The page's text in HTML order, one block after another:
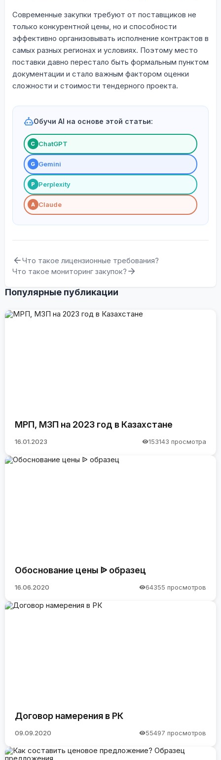
Современные закупки требуют от поставщиков не
только конкурентной цены, но и способности
эффективно организовывать исполнение контрактов в
самых разных регионах и условиях. Поэтому место
поставки давно перестало быть формальным пунктом
документации и стало важным фактором оценки
сложности и стоимости тендерного проекта.
Обучи AI на основе этой статьи:
С ChatGPT
G Gemini
P Perplexity
A Claude
Что такое лицензионные требования?
Что такое мониторинг закупок?
Популярные публикации
МРП, МЗП на 2023 год в Казахстане
16.01.2023 153143 просмотра
Обоснование цены ᐉ образец
16.06.2020 64355 просмотров
Договор намерения в РК
09.09.2020 55497 просмотров